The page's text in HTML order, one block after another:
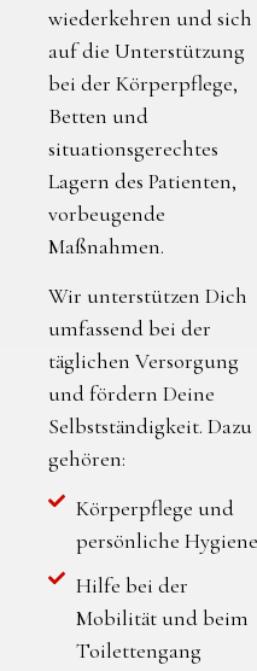
wiederkehren und sich
auf die Unterstützung
bei der Körperpflege,
Betten und
situationsgerechtes
Lagern des Patienten,
vorbeugende
Maßnahmen.
Wir unterstützen Dich
umfassend bei der
täglichen Versorgung
und fördern Deine
Selbstständigkeit. Dazu
gehören:
Körperpflege und
persönliche Hygiene
Hilfe bei der
Mobilität und beim
Toilettengang